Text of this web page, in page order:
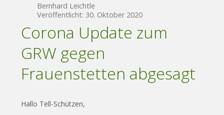
Bernhard Leichtle
Veröffentlicht: 30. Oktober 2020
Corona Update zum
GRW gegen
Frauenstetten abgesagt
Hallo Tell-Schützen,